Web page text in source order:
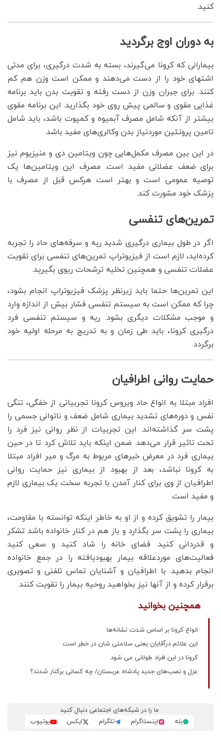
کنید.
به دوران اوج برگردید
بیمارانی که کرونا می‌گیرند، بسته به شدت درگیری، برای مدتی
اشتهای خود را از دست می‌دهند و ممکن است وزن هم کم
کنند. برای جبران وزن از دست رفته و تقویت بدن باید برنامه
غذایی مقوی و سالمی پیش روی خود بگذارید. این برنامه مقوی
بیشتر از آنکه شامل مصرف آبمیوه و کمپوت باشد، باید شامل
تامین پروتئین موردنیاز بدن وکالری‌های مفید باشد.
در این بین مصرف مکمل‌هایی چون ویتامین دی و منیزیوم نیز
برای ضعف عضلانی مفید است. مصرف این ویتامین‌ها یک
توصیه عمومی است و بهتر است هرکس قبل از مصرف با
پزشک خود مشورت کند.
تمرین‌های تنفسی
اگر در طول بیماری درگیری شدید ریه و سرفه‌های حاد را تجربه
کرده‌اید، لازم است از فیزیوتراپ تمرین‌های تنفسی برای تقویت
عضلات تنفسی و همچنین تخلیه ترشحات ریوی بگیرید.
این تمرین‌ها حتما باید زیرنظر پزشک فیزیوتراپ انجام بشود،
چرا که ممکن است به سیستم تنفسی فشار بیش از اندازه وارد
و موجب مشکلات دیگری بشود. ریه و سیستم تنفسی فرد
درگیری کرونا، باید طی زمان و به تدریج به مرحله اولیه خود
برگردد.
حمایت روانی اطرافیان
افراد مبتلا به انواع حاد ویروس کرونا تجربیاتی از خفگی، تنگی
نفس و دوره‌های تشدید بیماری شامل ضعف و ناتوانی جسمی را
پشت سر گذاشته‌اند. این تجربیات از نظر روانی نیز فرد را
تحت تاثیر قرار می‌دهد. ضمن اینکه باید تلاش کرد تا در حین
بیماری فرد در معرض خبرهای مربوط به مرگ و میر افراد مبتلا
به کرونا نباشد، بعد از بهبود از بیماری نیز حمایت روانی
اطرافیان از وی برای کنار آمدن با تجربه سخت یک بیماری لازم
و مفید است.
بیمار را تشویق کرده و از او به خاطر اینکه توانسته با مقاومت،
بیماری را پشت سر بگذارد و باز هم در کنار خانواده باشد تشکر
و قدردانی کنید. فضای خانه را شاد کنید و سعی کنید
فعالیت‌های موردعلاقه بیمار بهبودیافته را در جمع خانواده
انجام بدهید. با اطرافیان و آشنایان تماس تلفنی و تصویری
برقرار کرده و از آنها نیز بخواهید روحیه بیمار را تقویت کنند.
همچنین بخوانید
انواع کرونا بر اساس شدت نشانه‌ها
این علائم درآقایان یعنی سلامتی شان در خطر است
کرونا در این افراد طولانی می شود
عزل و نصب‌های جدید پادشاه عربستان/ چه کسانی برکنار شدند؟
ما را در شبکه‌های اجتماعی دنبال کنید
بله
اینستاگرام تلگرام ایکس یوتیوب